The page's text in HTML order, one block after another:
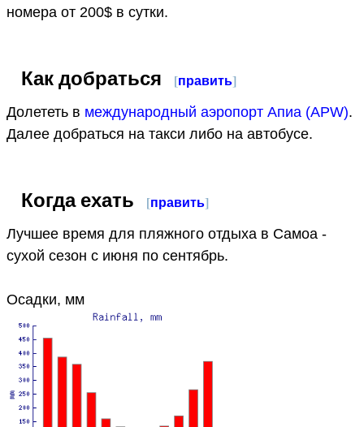
номера от 200$ в сутки.
Как добраться [править]
Долететь в международный аэропорт Апиа (APW).
Далее добраться на такси либо на автобусе.
Когда ехать [править]
Лучшее время для пляжного отдыха в Самоа -
сухой сезон с июня по сентябрь.
Осадки, мм